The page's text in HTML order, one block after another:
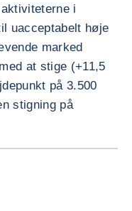
i
uacceptabelt høje
marked
at stige (+11,5
på 3.500
stigning på